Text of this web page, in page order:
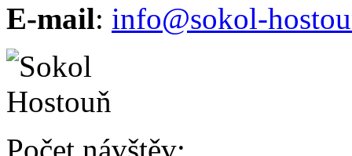
E-mail: info@sokol-